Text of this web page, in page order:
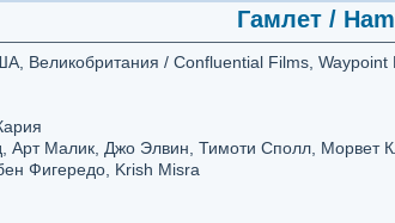
Гамлет /
Великобритания / Confluential Films, Waypoint
Арт Малик, Джо Элвин, Тимоти Сполл, Морвет
Фигередо, Krish Misra